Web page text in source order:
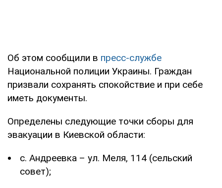
Об этом сообщили в пресс-службе
Национальной полиции Украины. Граждан
призвали сохранять спокойствие и при себе
иметь документы.
Определены следующие точки сборы для
эвакуации в Киевской области:
с. Андреевка – ул. Меля, 114 (сельский
совет);